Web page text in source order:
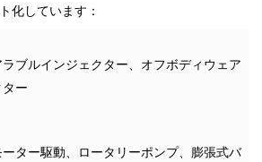
化しています：
ブルインジェクター、オフボディウェア
ー
ター駆動、ロータリーポンプ、膨張式バ